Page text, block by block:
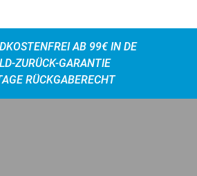
AB 99€ IN DE
ZURÜCK-GARANTIE
RÜCKGABERECHT